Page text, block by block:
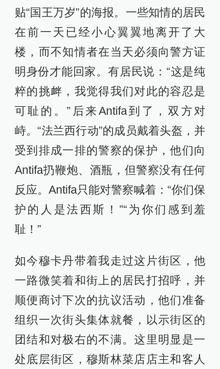
贴“国王万岁”的海报。一些知情的居民
在前一天已经小心翼翼地离开了大
楼，而不知情者在当天必须向警方证
明身份才能回家。有居民说：“这是纯
粹的挑衅，我觉得我们对此的容忍是
可耻的。”后来Antifa到了，双方对
峙。“法兰西行动”的成员戴着头盔，并
受到排成一排的警察的保护，他们向
Antifa扔鞭炮、酒瓶，但警察没有任何
反应。Antifa只能对警察喊着：“你们保
护的人是法西斯！”“为你们感到羞
耻！”
如今穆卡丹带着我走过这片街区，他
一路微笑着和街上的居民打招呼，并
顺便商讨下次的抗议活动，他们准备
组织一次街头集体就餐，以示街区的
团结和对极右的不满。这里明显是一
处底层街区，穆斯林菜店店主和客人